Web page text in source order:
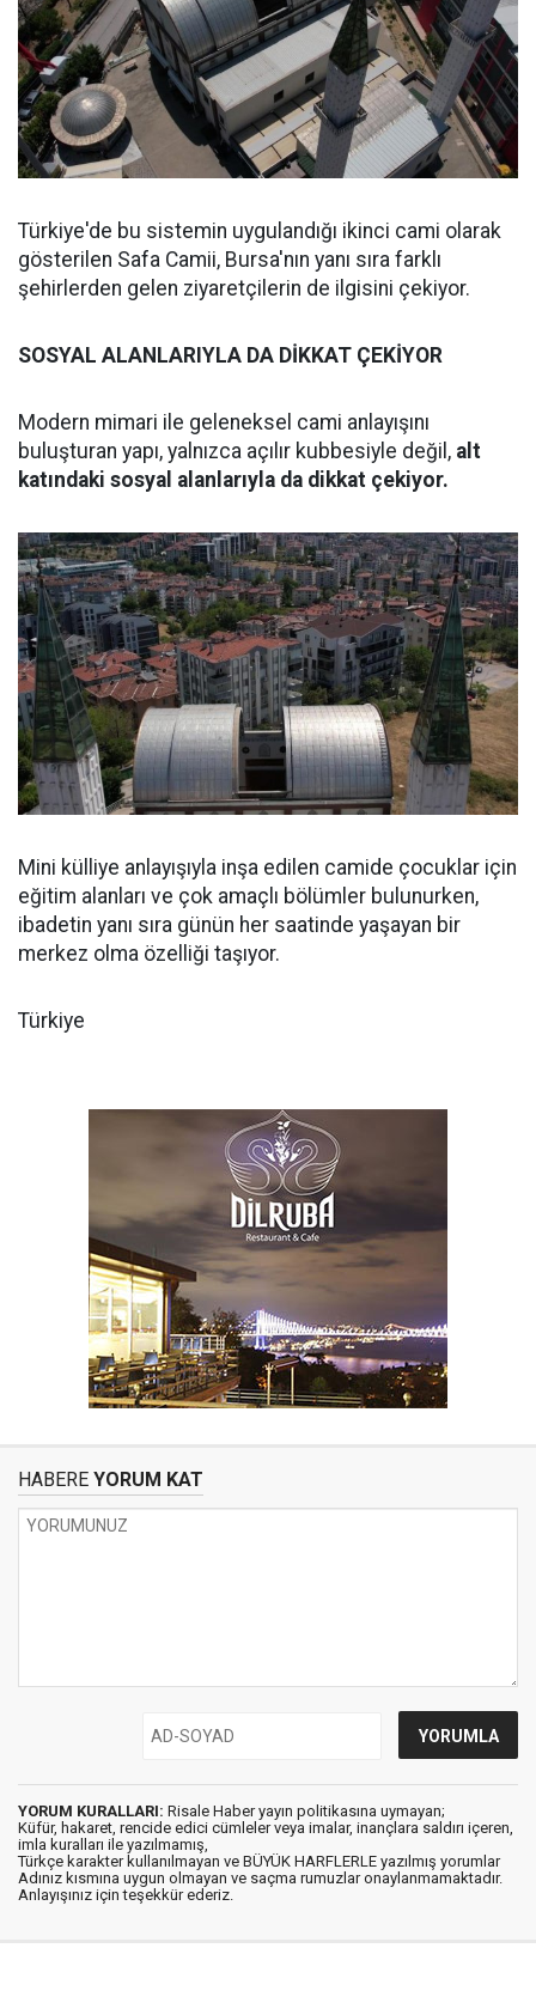
Türkiye'de bu sistemin uygulandığı ikinci cami olarak
gösterilen Safa Camii, Bursa'nın yanı sıra farklı
şehirlerden gelen ziyaretçilerin de ilgisini çekiyor.
SOSYAL ALANLARIYLA DA DİKKAT ÇEKİYOR
Modern mimari ile geleneksel cami anlayışını
buluşturan yapı, yalnızca açılır kubbesiyle değil, alt
katındaki sosyal alanlarıyla da dikkat çekiyor.
Mini külliye anlayışıyla inşa edilen camide çocuklar için
eğitim alanları ve çok amaçlı bölümler bulunurken,
ibadetin yanı sıra günün her saatinde yaşayan bir
merkez olma özelliği taşıyor.
Türkiye
HABERE YORUM KAT
YORUM KURALLARI: Risale Haber yayın politikasına uymayan;
Küfür, hakaret, rencide edici cümleler veya imalar, inançlara saldırı içeren,
imla kuralları ile yazılmamış,
Türkçe karakter kullanılmayan ve BÜYÜK HARFLERLE yazılmış yorumlar
Adınız kısmına uygun olmayan ve saçma rumuzlar onaylanmamaktadır.
Anlayışınız için teşekkür ederiz.